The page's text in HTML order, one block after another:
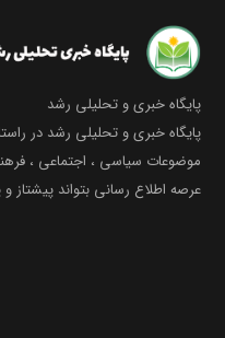
پایگاه خبری و تحلیلی رشد
پایگاه خبری و تحلیلی رشد در
موضوعات سیاسی ، اجتماعی ،
عرصه اطلاع رسانی بتواند پیشتاز